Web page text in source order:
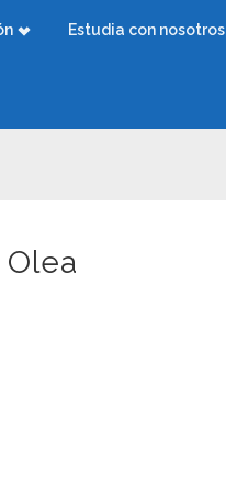
Estudia con nosotros